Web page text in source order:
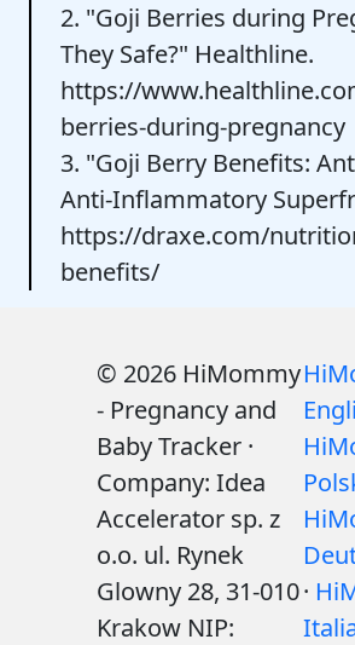
2. "Goji Berries during
They Safe?" Healthline.
https://
berries-during-pregnancy
3. "Goji Berry Benefits:
Anti-Inflammatory
https://draxe.com/
benefits/
© 2026 HiMommy
- Pregnancy and
Baby Tracker ·
Company: Idea
Accelerator sp. z
o.o. ul. Rynek
Glowny 28, 31-010
Krakow NIP:
·